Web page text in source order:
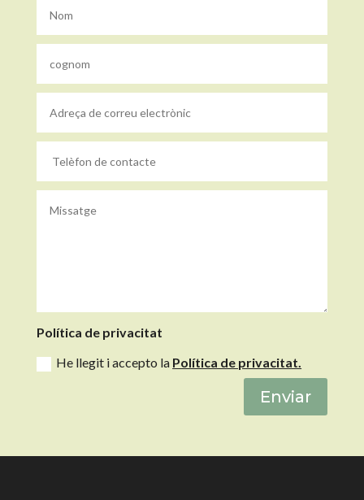
Política de privacitat
He llegit i accepto la Política de privacitat.
Enviar